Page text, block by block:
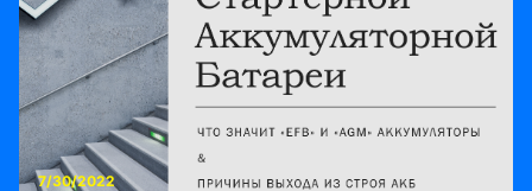
7/30/2022